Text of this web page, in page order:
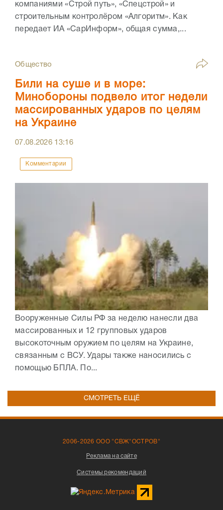
компаниями «Строй путь», «Спецстрой» и
строительным контролёром «Алгоритм». Как
передает ИА «СарИнформ», общая сумма,...
Общество
Били на суше и в море:
Минобороны подвело итог недели
массированных ударов по целям
на Украине
07.08.2026 13:16
Комментарии
Вооруженные Силы РФ за неделю нанесли два
массированных и 12 групповых ударов
высокоточным оружием по целям на Украине,
связанным с ВСУ. Удары также наносились с
помощью БПЛА. По...
СМОТРЕТЬ ЕЩЁ
2006-2026 ООО "СВЖ"ОСТРОВ"
Реклама на сайте
Системы рекомендаций